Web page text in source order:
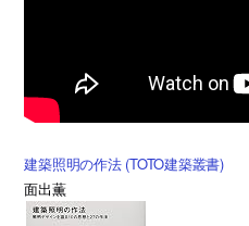
建築照明の作法 (TOTO建築叢書)
面出薫